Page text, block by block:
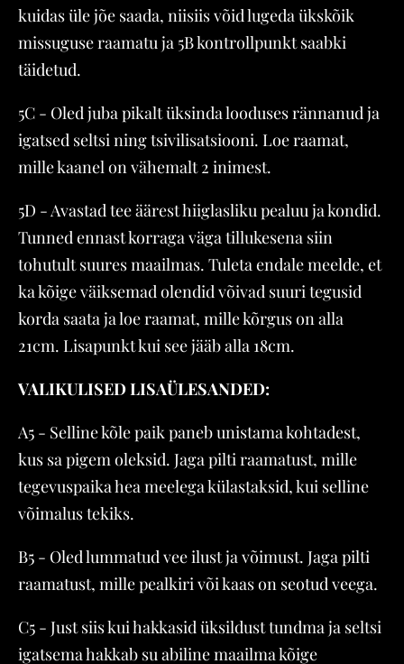
kuidas üle jõe saada, niisiis võid lugeda ükskõik
missuguse raamatu ja 5B kontrollpunkt saabki
täidetud.
5C - Oled juba pikalt üksinda looduses rännanud ja
igatsed seltsi ning tsivilisatsiooni. Loe raamat,
mille kaanel on vähemalt 2 inimest.
5D - Avastad tee äärest hiiglasliku pealuu ja kondid.
Tunned ennast korraga väga tillukesena siin
tohutult suures maailmas. Tuleta endale meelde, et
ka kõige väiksemad olendid võivad suuri tegusid
korda saata ja loe raamat, mille kõrgus on alla
21cm. Lisapunkt kui see jääb alla 18cm.
VALIKULISED LISAÜLESANDED:
A5 - Selline kõle paik paneb unistama kohtadest,
kus sa pigem oleksid. Jaga pilti raamatust, mille
tegevuspaika hea meelega külastaksid, kui selline
võimalus tekiks.
B5 - Oled lummatud vee ilust ja võimust. Jaga pilti
raamatust, mille pealkiri või kaas on seotud veega.
C5 - Just siis kui hakkasid üksildust tundma ja seltsi
igatsema hakkab su abiline maailma kõige